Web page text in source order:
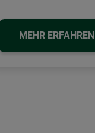
MEHR ERFAHREN